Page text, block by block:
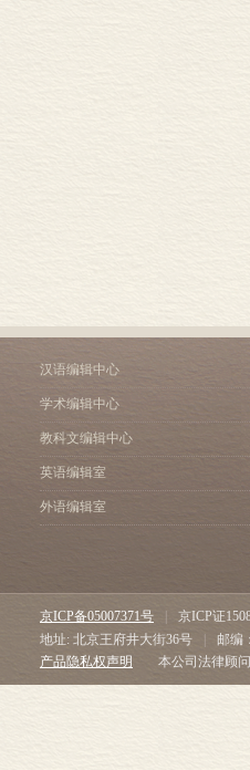
汉语编辑中心
学术编辑中心
教科文编辑中心
英语编辑室
外语编辑室
京ICP备05007371号 京ICP证
地址: 北京王府井大街36号
邮编
产品隐私权声明
本公司法律顾